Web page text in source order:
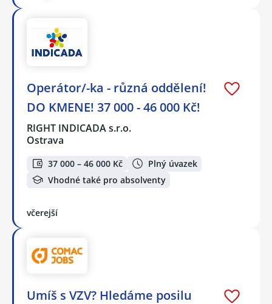
Operátor/-ka - různá oddělení!
DO KMENE! 37 000 - 46 000 Kč!
RIGHT INDICADA s.r.o.
Ostrava
37 000 – 46 000 Kč
Plný úvazek
Vhodné také pro absolventy
včerejší
Umíš s VZV? Hledáme posilu